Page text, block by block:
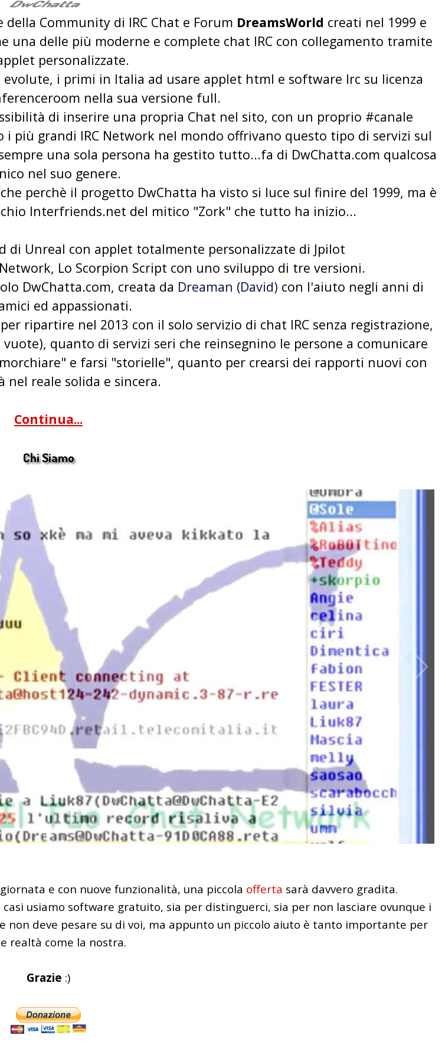
Community di IRC Chat e Forum DreamsWorld creati nel 1999 e
delle più moderne e complete chat IRC con collegamento tramite
personalizzate.
i primi in Italia ad usare applet html e software Irc su licenza
nella sua versione full.
di inserire una propria Chat nel sito, con un proprio #canale
grandi IRC Network nel mondo offrivano questo tipo di servizi sul
una sola persona ha gestito tutto...fa di DwChatta.com qualcosa
nel suo genere.
perchè il progetto DwChatta ha visto si luce sul finire del 1999, ma è
Interfriends.net del mitico "Zork" che tutto ha inizio...
Unreal con applet totalmente personalizzate di Jpilot
Lo Scorpion Script con uno sviluppo di tre versioni.
DwChatta.com, creata da Dreaman (David) con l'aiuto negli anni di
ed appassionati.
ripartire nel 2013 con il solo servizio di chat IRC senza registrazione,
quanto di servizi seri che reinsegnino le persone a comunicare
e farsi "storielle", quanto per crearsi dei rapporti nuovi con
nel reale solida e sincera.
Continua...
Chi Siamo
e con nuove funzionalità, una piccola offerta sarà davvero gradita.
usiamo software gratuito, sia per distinguerci, sia per non lasciare ovunque i
non deve pesare su di voi, ma appunto un piccolo aiuto è tanto importante per
realtà come la nostra.
Grazie :)